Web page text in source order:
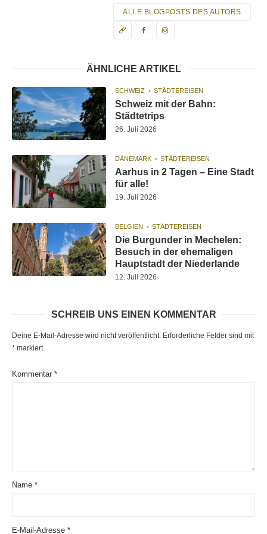
ALLE BLOGPOSTS DES AUTORS
ÄHNLICHE ARTIKEL
SCHWEIZ STÄDTEREISEN
Schweiz mit der Bahn:
Städtetrips
26. Juli 2026
DÄNEMARK STÄDTEREISEN
Aarhus in 2 Tagen – Eine Stadt
für alle!
19. Juli 2026
BELGIEN STÄDTEREISEN
Die Burgunder in Mechelen:
Besuch in der ehemaligen
Hauptstadt der Niederlande
12. Juli 2026
SCHREIB UNS EINEN KOMMENTAR
Deine E-Mail-Adresse wird nicht veröffentlicht. Erforderliche Felder sind mit
* markiert
Kommentar *
Name *
E-Mail-Adresse *